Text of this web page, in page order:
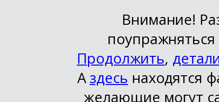
Внимание!
Продолжить,
Аздесь находятся
желающие могут